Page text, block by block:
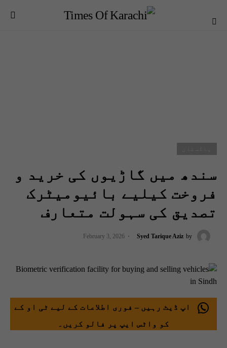
سندھ میں گاڑیوں کی خرید و
فروخت کیلیے بائیومیٹرک
تصدیق کی سہولت متعارف
by
Syed Tarique Aziz
February 3, 2026
اپ ڈیٹ رہیں – فوری اطلاعات کے لیے ٹی او کے
کو واٹس ایپ پر فالو کریں۔